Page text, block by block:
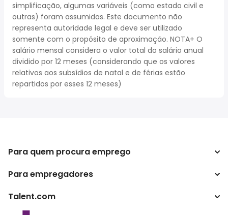
simplificação, algumas variáveis (como estado civil e
outras) foram assumidas. Este documento não
representa autoridade legal e deve ser utilizado
somente com o propósito de aproximação. NOTA+ O
salário mensal considera o valor total do salário anual
dividido por 12 meses (considerando que os valores
relativos aos subsídios de natal e de férias estão
repartidos por esses 12 meses)
Para quem procura emprego
Procurar empregos
Para empregadores
Empreendimento
Talent.com